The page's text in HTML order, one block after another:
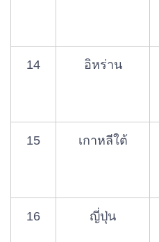
14 อิหร่าน
15 เกาหลีใต้
16 ญี่ปุ่น